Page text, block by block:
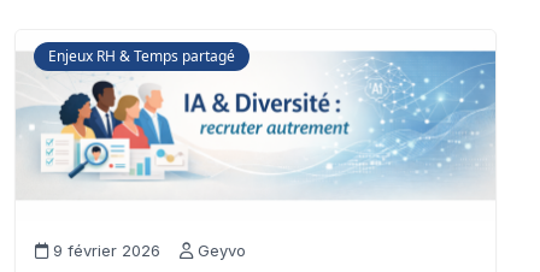
Enjeux RH & Temps partagé
9 février 2026 Geyvo